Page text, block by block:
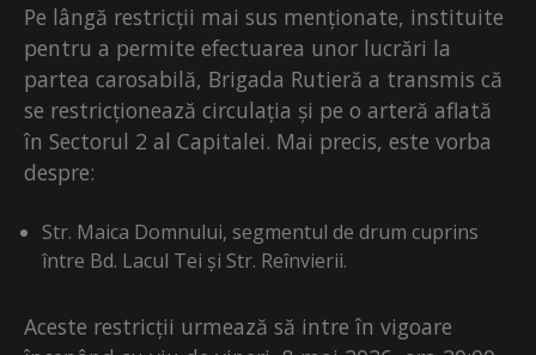
Pe lângă restricții mai sus menționate, instituite
pentru a permite efectuarea unor lucrări la
partea carosabilă, Brigada Rutieră a transmis că
se restricționează circulația și pe o arteră aflată
în Sectorul 2 al Capitalei. Mai precis, este vorba
despre:
Str. Maica Domnului, segmentul de drum cuprins
între Bd. Lacul Tei și Str. Reînvierii.
Aceste restricții urmează să intre în vigoare